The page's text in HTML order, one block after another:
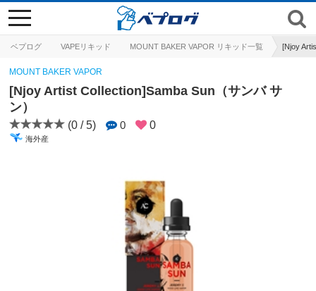
ベプログ VAPEリキッド MOUNT BAKER VAPOR リキッド一覧 [Njoy
toggle
navigation
MOUNT BAKER VAPOR
[Njoy Artist Collection]Samba Sun（サンバ サ
ン）
(0 / 5) 0 0
海外産